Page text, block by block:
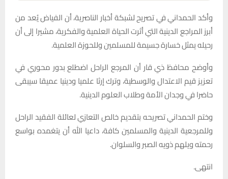
وأكد الحمداني في تصريح لشبكة أخبار الناصرية، أن الفياض يُعد من
أبرز المراجع الدينية التي أثرت الحياة العلمية والفكرية، مشيرا إلى أن
رحيله يمثل خسارة جسيمة للمسلمين وللحوزة العلمية.
وأوضح محافظ ذي قار أن المرجع الراحل اضطلع بدور محوري في
تعزيز قيم الاعتدال والوسطية، وترك إرثا علميا ودينيا عميقا سيبقى
حاضرا في وجدان الأمة وطلاب العلوم الدينية.
وختم الحمداني تصريحه بتقديم خالص التعازي لعائلة الفقيد الراحل
وللمرجعية الدينية والمسلمين كافة، داعيا الله أن يتغمده بواسع
رحمته ويلهم ذويه الصبر والسلوان.
انتهى.